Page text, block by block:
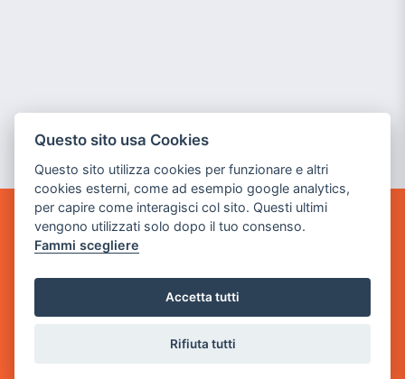
POWER GAME SRL
Sede Legale
via Villaggio dei Platani, 3
- 25014 Castenedolo, Brescia
Questo sito usa Cookies
Questo sito utilizza cookies per funzionare e altri
cookies esterni, come ad esempio google analytics,
per capire come interagisci col sito. Questi ultimi
vengono utilizzati solo dopo il tuo consenso.
Fammi scegliere
Accetta tutti
Rifiuta tutti